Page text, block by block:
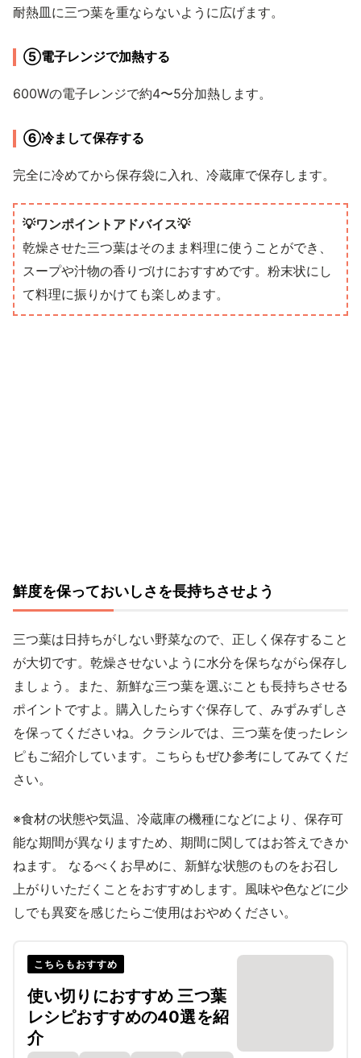
耐熱皿に三つ葉を重ならないように広げます。
⑤電子レンジで加熱する
600Wの電子レンジで約4〜5分加熱します。
⑥冷まして保存する
完全に冷めてから保存袋に入れ、冷蔵庫で保存します。
💡ワンポイントアドバイス💡
乾燥させた三つ葉はそのまま料理に使うことができ、
スープや汁物の香りづけにおすすめです。粉末状にし
て料理に振りかけても楽しめます。
鮮度を保っておいしさを長持ちさせよう
三つ葉は日持ちがしない野菜なので、正しく保存すること
が大切です。乾燥させないように水分を保ちながら保存し
ましょう。また、新鮮な三つ葉を選ぶことも長持ちさせる
ポイントですよ。購入したらすぐ保存して、みずみずしさ
を保ってくださいね。クラシルでは、三つ葉を使ったレシ
ピもご紹介しています。こちらもぜひ参考にしてみてくだ
さい。
※食材の状態や気温、冷蔵庫の機種になどにより、保存可
能な期間が異なりますため、期間に関してはお答えできか
ねます。 なるべくお早めに、新鮮な状態のものをお召し
上がりいただくことをおすすめします。風味や色などに少
しでも異変を感じたらご使用はおやめください。
こちらもおすすめ
使い切りにおすすめ 三つ葉
レシピおすすめの40選を紹
介